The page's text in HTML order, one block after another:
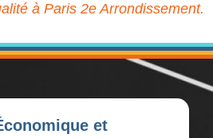
à Paris 2e Arrondissement.
et